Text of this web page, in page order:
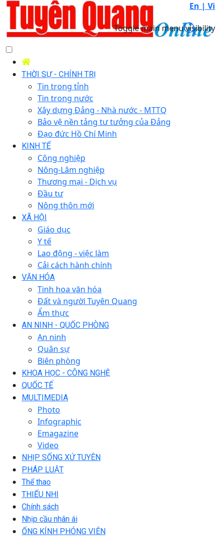
En | Vi
Toggle main menu visibility
THỜI SỰ - CHÍNH TRỊ
Tin trong tỉnh
Tin trong nước
Xây dựng Đảng - Nhà nước - MTTQ
Bảo vệ nền tảng tư tưởng của Đảng
Đạo đức Hồ Chí Minh
KINH TẾ
Công nghiệp
Nông-Lâm nghiệp
Thương mại - Dịch vụ
Đầu tư
Nông thôn mới
XÃ HỘI
Giáo dục
Y tế
Lao động - việc làm
Cải cách hành chính
VĂN HÓA
Tinh hoa văn hóa
Đất và người Tuyên Quang
Ẩm thực
AN NINH - QUỐC PHÒNG
An ninh
Quân sự
Biên phòng
KHOA HỌC - CÔNG NGHỆ
QUỐC TẾ
MULTIMEDIA
Photo
Infographic
Emagazine
Video
NHỊP SỐNG XỨ TUYÊN
PHÁP LUẬT
Thể thao
THIẾU NHI
Chính sách
Nhịp cầu nhân ái
ỐNG KÍNH PHÓNG VIÊN